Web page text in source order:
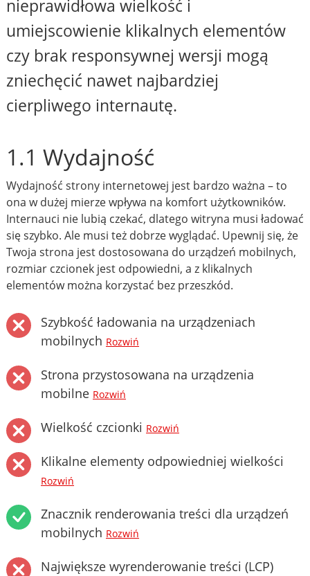
nieprawidłowa wielkość i
umiejscowienie klikalnych elementów
czy brak responsywnej wersji mogą
zniechęcić nawet najbardziej
cierpliwego internautę.
1.1 Wydajność
Wydajność strony internetowej jest bardzo ważna – to
ona w dużej mierze wpływa na komfort użytkowników.
Internauci nie lubią czekać, dlatego witryna musi ładować
się szybko. Ale musi też dobrze wyglądać. Upewnij się, że
Twoja strona jest dostosowana do urządzeń mobilnych,
rozmiar czcionek jest odpowiedni, a z klikalnych
elementów można korzystać bez przeszkód.
Szybkość ładowania na urządzeniach
mobilnych Rozwiń
Strona przystosowana na urządzenia
mobilne Rozwiń
Wielkość czcionki Rozwiń
Klikalne elementy odpowiedniej wielkości
Rozwiń
Znacznik renderowania treści dla urządzeń
mobilnych Rozwiń
Największe wyrenderowanie treści (LCP)